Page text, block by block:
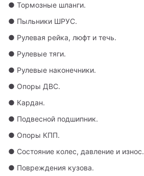
● Тормозные шланги.
● Пыльники ШРУС.
● Рулевая рейка, люфт и течь.
● Рулевые тяги.
● Рулевые наконечники.
● Опоры ДВС.
● Кардан.
● Подвесной подшипник.
● Опоры КПП.
● Состояние колес, давление и износ.
● Повреждения кузова.